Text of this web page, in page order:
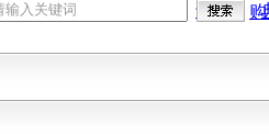
赏
询